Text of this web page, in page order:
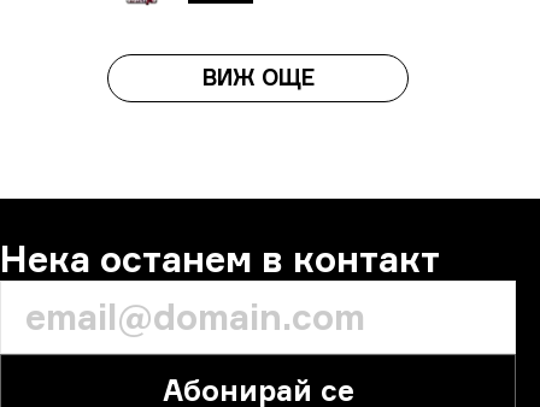
ВИЖ ОЩЕ
Нека останем в контакт
Абонирай се